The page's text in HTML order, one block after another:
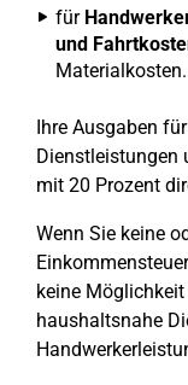
für
und
Materialkosten.
Ihre Ausgaben
Dienstleistungen
mit 20 Prozent
Wenn Sie keine
keine
haushaltsnahe